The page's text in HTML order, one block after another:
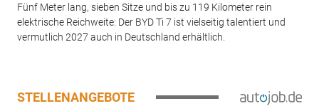
Fünf Meter lang, sieben Sitze und bis zu 119 Kilometer rein
elektrische Reichweite: Der BYD Ti 7 ist vielseitig talentiert und
vermutlich 2027 auch in Deutschland erhältlich.
STELLENANGEBOTE